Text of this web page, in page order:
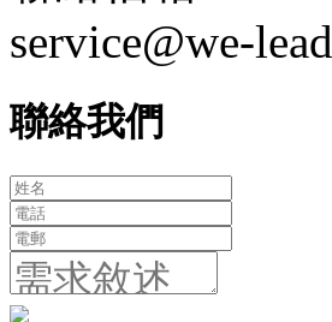
service@we-
聯絡我們